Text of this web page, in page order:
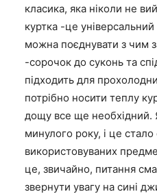
класика, яка ніколи не
куртка -це
можна поєднувати з чим
-сорочок до суконь та
підходить для
потрібно носити теплу
дощу все ще необхідний.
минулого року, і це
використовуваних
це, звичайно, питання
звернути увагу на сині